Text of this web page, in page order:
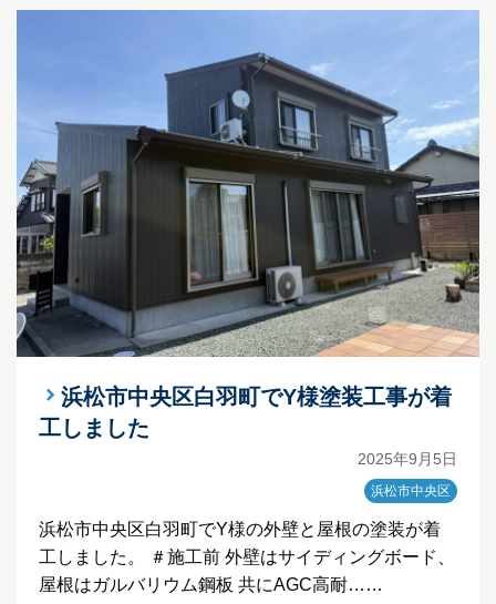
浜松市中央区白羽町でY様塗装工事が着
工しました
2025年9月5日
浜松市中央区
浜松市中央区白羽町でY様の外壁と屋根の塗装が着
工しました。 ＃施工前 外壁はサイディングボード、
屋根はガルバリウム鋼板 共にAGC高耐……